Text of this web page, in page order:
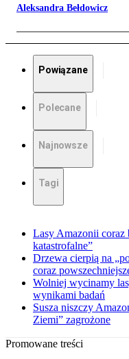
Aleksandra Bełdowicz
Powiązane
Polecane
Najnowsze
Tagi
Lasy Amazonii coraz
katastrofalne”
Drzewa cierpią na
coraz
Wolniej wycinamy
wynikami badań
Susza niszczy
Ziemi” zagrożone
Promowane treści